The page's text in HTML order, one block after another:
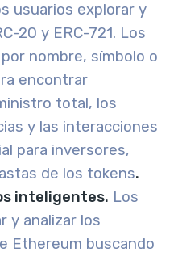
usuarios explorar y
20 y ERC-721. Los
nombre, símbolo o
encontrar
total, los
y las interacciones
para inversores,
de los tokens.
inteligentes. Los
y analizar los
Ethereum buscando